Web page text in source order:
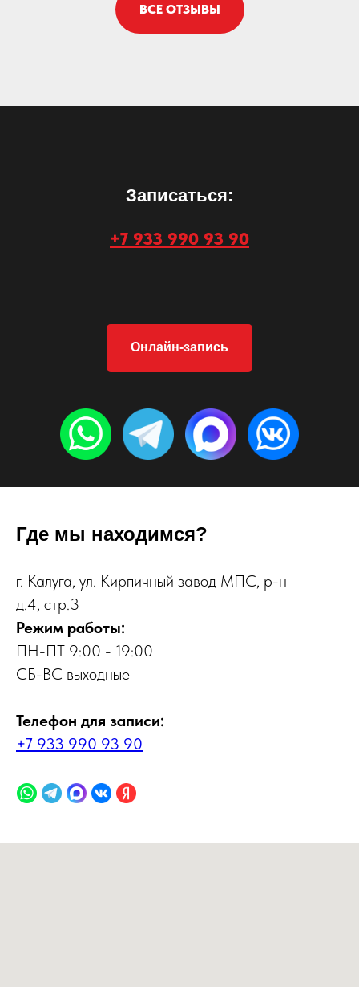
ВСЕ ОТЗЫВЫ
Записаться:
+7 933 990 93 90
Онлайн-запись
Где мы находимся?
г. Калуга, ул. Кирпичный завод МПС, р-н
д.4, стр.3
Режим работы:
ПН-ПТ 9:00 - 19:00
СБ-ВС выходные
Телефон для записи:
+7 933 990 93 90